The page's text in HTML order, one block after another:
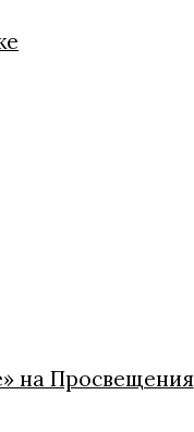
на Просвещения